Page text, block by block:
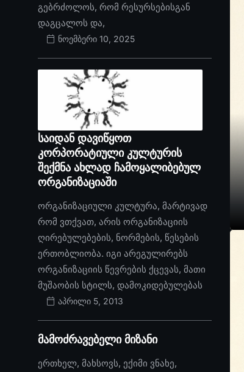
გებრძოლოს, რომ რესურსებისგან
დაგცალოს და,
ნოემბერი 10, 2025
საიდან დავიწყოთ
კორპორატიული კულტურის
შექმნა ახლად ჩამოყალიბებულ
ორგანიზაციაში
ორგანიზაციული კულტურა, მარტივად
რომ ვთქვათ, არის ორგანიზაციის
ღირებულებების, ნორმების, წესების
ერთობლიობა. იგი არეგულირებს
ორგანიზაციის წევრების ქცევას, მათი
მუშაობის სტილს, დამოკიდებულებას
აპრილი 5, 2013
მამოძრავებელი მიზანი
ერთხელ, მახსოვს, ექიმი ვნახე,